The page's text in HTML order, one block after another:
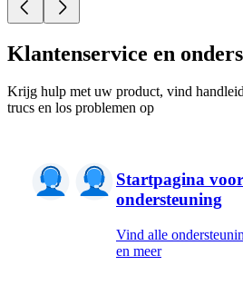
Klantenservice en
Krijg hulp met uw product, vind
trucs en los problemen op
Startpagina voor
ondersteuning
Vind alle
en meer